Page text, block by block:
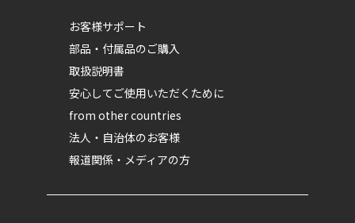
を委託する場合。
例 : 配送業者に渡す伝票などに、お客さま情
報を記載する場合など。
個人・法人情報の開示・訂正・削除 (利
用停止について)
お客様サポート
部品・付属品のご購入
取扱説明書
安心してご使用いただくために
from other countries
法人・自治体のお客様
報道関係・メディアの方